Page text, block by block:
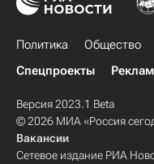
Политика Общество
Спецпроекты
Версия 2023.1 Beta
© 2026 МИА «Россия
Вакансии
Сетевое издание РИА